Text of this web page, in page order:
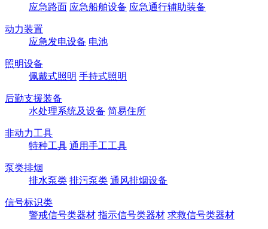
应急路面 应急船舶设备 应急通行辅助装备
动力装置
应急发电设备 电池
照明设备
佩戴式照明 手持式照明
后勤支援装备
水处理系统及设备 简易住所
非动力工具
特种工具 通用手工工具
泵类排烟
排水泵类 排污泵类 通风排烟设备
信号标识类
警戒信号类器材 指示信号类器材 求救信号类器材